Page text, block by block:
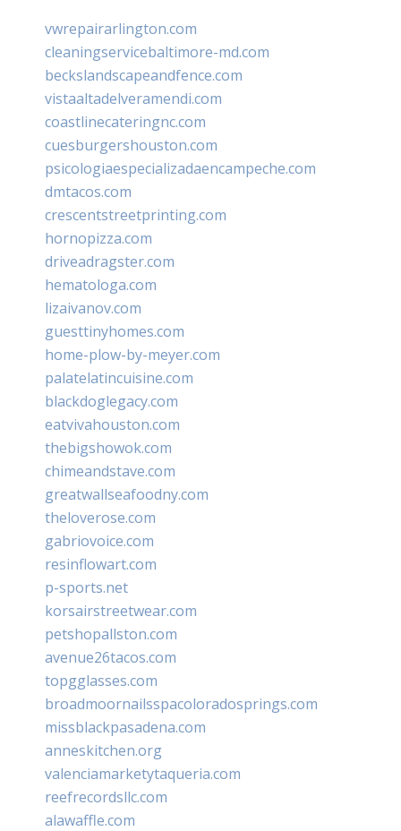
vwrepairarlington.com
cleaningservicebaltimore-md.com
beckslandscapeandfence.com
vistaaltadelveramendi.com
coastlinecateringnc.com
cuesburgershouston.com
psicologiaespecializadaencampeche.com
dmtacos.com
crescentstreetprinting.com
hornopizza.com
driveadragster.com
hematologa.com
lizaivanov.com
guesttinyhomes.com
home-plow-by-meyer.com
palatelatincuisine.com
blackdoglegacy.com
eatvivahouston.com
thebigshowok.com
chimeandstave.com
greatwallseafoodny.com
theloverose.com
gabriovoice.com
resinflowart.com
p-sports.net
korsairstreetwear.com
petshopallston.com
avenue26tacos.com
topgglasses.com
broadmoornailsspacoloradosprings.com
missblackpasadena.com
anneskitchen.org
valenciamarketytaqueria.com
reefrecordsllc.com
alawaffle.com